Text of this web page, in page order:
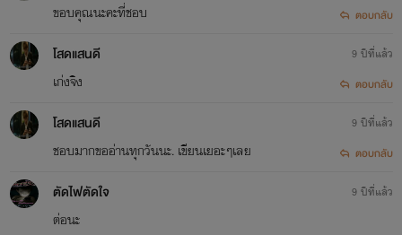
ขอบคุณนะคะที่ชอบ
ตอบกลับ
โสดแสนดี
เก่งจิง
9 ปีที่แล้ว
ตอบกลับ
โสดแสนดี
ชอบมากขออ่านทุกวันนะ. เขียนเยอะๆเลย
9 ปีที่แล้ว
ตอบกลับ
ตัดไฟตัดใจ
ต่อนะ
9 ปีที่แล้ว